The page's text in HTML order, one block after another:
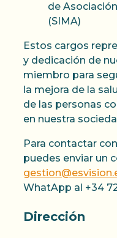
de
(SIMA)
Estos cargos
y dedicación de
miembro para
la mejora de la
de las personas
en nuestra
Para contactar
puedes enviar un
WhatApp al +34
Dirección